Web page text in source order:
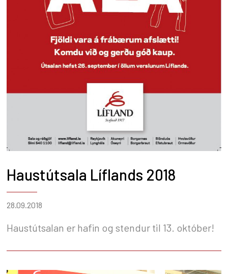
Haustútsala Líflands 2018
28.09.2018
Haustútsalan er hafin og stendur til 13. október!